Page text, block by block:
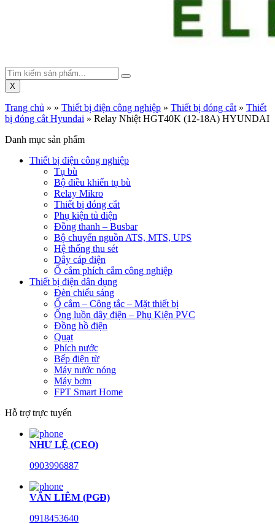
X
Trang chủ » » Thiết bị điện công nghiệp » Thiết bị đóng cắt » Thiết
bị đóng cắt Hyundai » Relay Nhiệt HGT40K (12-18A) HYUNDAI
Danh mục sản phẩm
Thiết bị điện công nghiệp
Tụ bù
Bộ điều khiển tụ bù
Relay Mikro
Thiết bị đóng cắt
Phụ kiện tủ điện
Đồng thanh – Busbar
Bộ chuyển nguồn ATS, MTS, UPS
Hệ thống thu sét
Dây cáp điện
Ổ cắm phích cắm công nghiệp
Thiết bị điện dân dụng
Đèn chiếu sáng
Ổ cắm – Công tắc – Mặt thiết bị
Ống luồn dây điện – Phụ Kiện PVC
Đồng hồ điện
Quạt
Phích nước
Bếp điện từ
Máy nước nóng
Máy bơm
FPT Smart Home
Hỗ trợ trực tuyến
NHƯ LỆ (CEO)
0903996887
VĂN LIÊM (PGĐ)
0918453640